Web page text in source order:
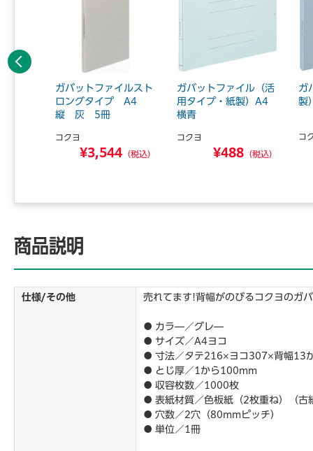
ガバットファイルスト
ロングタイプ A4
縦 灰 5冊
コクヨ
¥3,544 （税込）
ガバットファイル（活
用タイプ・紙製）A4
横青
コクヨ
¥488 （税込）
ガ
製
コ
前へ
商品説明
仕様/その他 売れてます!背幅がのびるコクヨのガ
● カラ―／グレ―
● サイズ／A4ヨコ
● 寸法／タテ216×ヨコ307×背幅13
● とじ厚／1から100mm
● 収容枚数／1000枚
● 表紙材質／色板紙（2枚重ね）（古
● 穴数／2穴（80mmピッチ）
● 単位／1冊